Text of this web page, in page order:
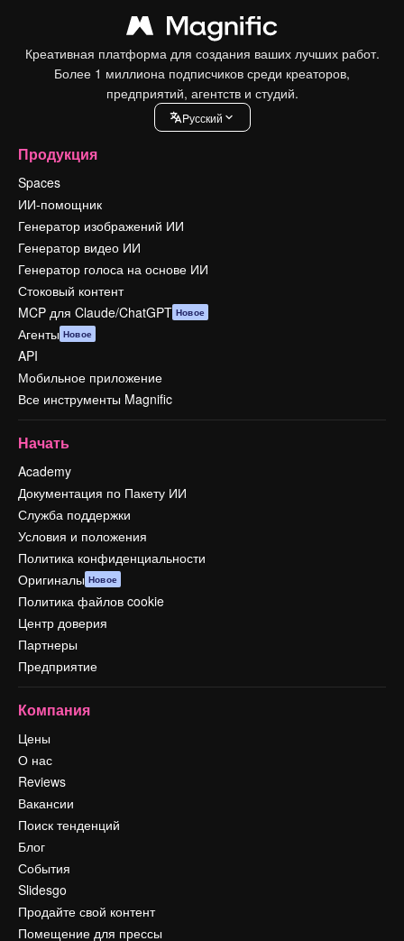
Креативная платформа для создания ваших лучших работ.
Более 1 миллиона подписчиков среди креаторов,
предприятий, агентств и студий.
Pусский
Продукция
Spaces
ИИ-помощник
Генератор изображений ИИ
Генератор видео ИИ
Генератор голоса на основе ИИ
Стоковый контент
MCP для Claude/ChatGPT Новое
Агенты Новое
API
Мобильное приложение
Все инструменты Magnific
Начать
Academy
Документация по Пакету ИИ
Служба поддержки
Условия и положения
Политика конфиденциальности
Оригиналы Новое
Политика файлов cookie
Центр доверия
Партнеры
Предприятие
Компания
Цены
О нас
Reviews
Вакансии
Поиск тенденций
Блог
События
Slidesgo
Продайте свой контент
Помещение для прессы